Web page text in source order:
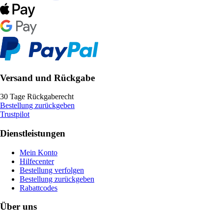
Versand und Rückgabe
30 Tage Rückgaberecht
Bestellung zurückgeben
Trustpilot
Dienstleistungen
Mein Konto
Hilfecenter
Bestellung verfolgen
Bestellung zurückgeben
Rabattcodes
Über uns